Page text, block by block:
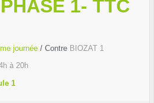
1- TTC
journée / Contre BIOZAT 1
à 20h
1